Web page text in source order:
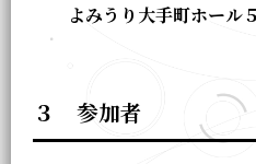
よみうり大手町ホール
３ 参加者